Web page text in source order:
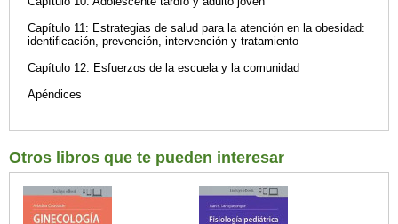
Capítulo 11: Estrategias de salud para la atención en la obesidad:
identificación, prevención, intervención y tratamiento
Capítulo 12: Esfuerzos de la escuela y la comunidad
Apéndices
Otros libros que te pueden interesar